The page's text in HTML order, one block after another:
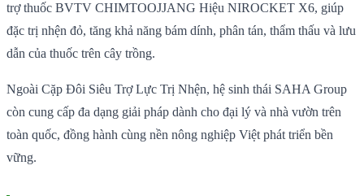
trợ thuốc BVTV CHIMTOOJJANG Hiệu NIROCKET X6, giúp
đặc trị nhện đỏ, tăng khả năng bám dính, phân tán, thẩm thấu và lưu
dẫn của thuốc trên cây trồng.
Ngoài Cặp Đôi Siêu Trợ Lực Trị Nhện, hệ sinh thái SAHA Group
còn cung cấp đa dạng giải pháp dành cho đại lý và nhà vườn trên
toàn quốc, đồng hành cùng nền nông nghiệp Việt phát triển bền
vững.